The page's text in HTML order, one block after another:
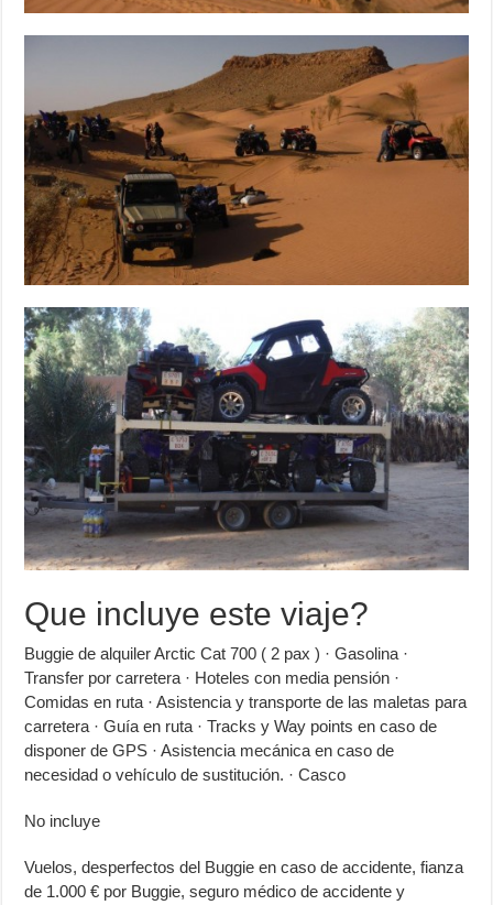
Que incluye este viaje?
Buggie de alquiler Arctic Cat 700 ( 2 pax ) · Gasolina ·
Transfer por carretera · Hoteles con media pensión ·
Comidas en ruta · Asistencia y transporte de las maletas para
carretera · Guía en ruta · Tracks y Way points en caso de
disponer de GPS · Asistencia mecánica en caso de
necesidad o vehículo de sustitución. · Casco
No incluye
Vuelos, desperfectos del Buggie en caso de accidente, fianza
de 1.000 € por Buggie, seguro médico de accidente y